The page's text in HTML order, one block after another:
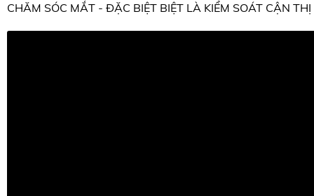
CHĂM SÓC MẮT - ĐẶC BIỆT BIỆT LÀ KIỂM SOÁT CẬN THỊ